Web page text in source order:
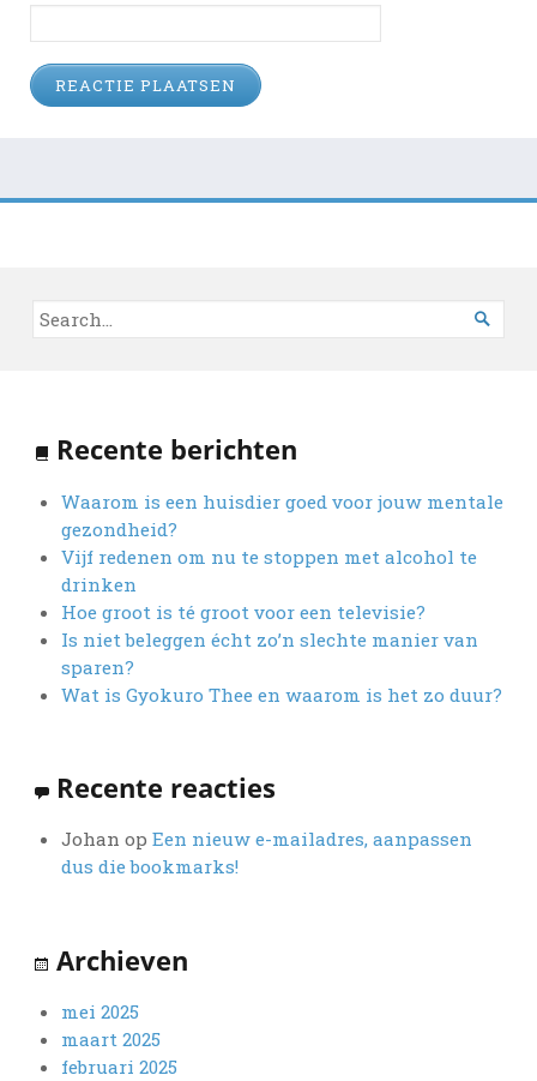

Recente berichten
Waarom is een huisdier goed voor jouw mentale
gezondheid?
Vijf redenen om nu te stoppen met alcohol te
drinken
Hoe groot is té groot voor een televisie?
Is niet beleggen écht zo’n slechte manier van
sparen?
Wat is Gyokuro Thee en waarom is het zo duur?
Recente reacties
Johan op Een nieuw e-mailadres, aanpassen
dus die bookmarks!
Archieven
mei 2025
maart 2025
februari 2025